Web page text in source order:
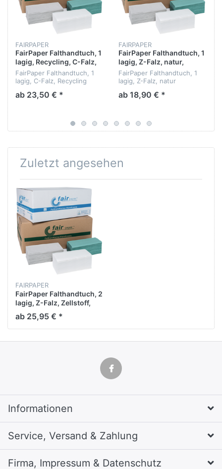
FAIRPAPER
FairPaper Falthandtuch, 1
lagig, Recycling, C-Falz,
25x33cm 4200 Blatt pro
Karton
FairPaper Falthandtuch, 1
lagig, C-Falz, Recycling
ab 23,50 € *
FAIRPAPER
FairPaper Falthandtuch, 1
lagig, Z-Falz, natur,
25x23cm 5000 Blatt pro
Karton
FairPaper Falthandtuch, 1
lagig, Z-Falz, natur
ab 18,90 € *
Zuletzt angesehen
FAIRPAPER
FairPaper Falthandtuch, 2
lagig, Z-Falz, Zellstoff,
weiß, 24x22cm 4000
Blatt pro Karton
ab 25,95 € *
Informationen
Service, Versand & Zahlung
Firma, Impressum & Datenschutz